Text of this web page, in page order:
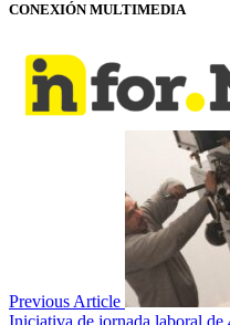
CONEXIÓN MULTIMEDIA
Previous Article